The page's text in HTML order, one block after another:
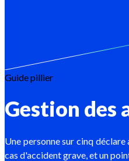
Guide pillier
Gestion des
Une personne sur cinq
cas d'accident grave, et un